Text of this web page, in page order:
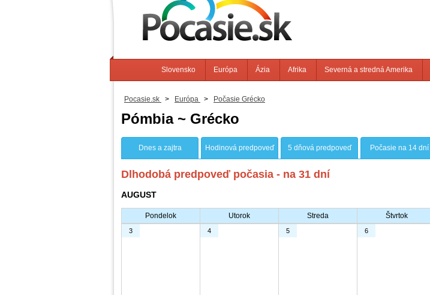
Slovensko Európa Ázia Afrika Severná a stredná Amerika
Pocasie.sk > Európa > Počasie Grécko
Pómbia ~ Grécko
Dnes a zajtra Hodinová predpoveď 5 dňová predpoveď Počasie na 14 dní
Dlhodobá predpoveď počasia - na 31 dní
AUGUST
Pondelok Utorok Streda Štvrtok
3 4 5 6